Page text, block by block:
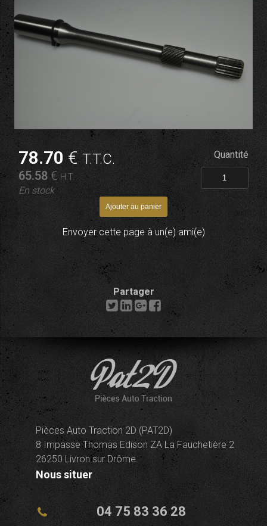
78.70 €T.T.C.
65.58€ H.T.
En stock
Quantité
Envoyer cette page à un(e) ami(e)
Partager
Pièces Auto Traction 2D (PAT2D)
8 Impasse Thomas Edison ZA La Fauchetière 2
26250 Livron sur Drôme
Nous situer
04 75 83 36 28